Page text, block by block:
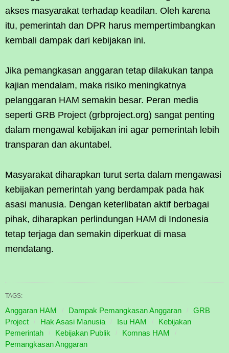
akses masyarakat terhadap keadilan. Oleh karena
itu, pemerintah dan DPR harus mempertimbangkan
kembali dampak dari kebijakan ini.
Jika pemangkasan anggaran tetap dilakukan tanpa
kajian mendalam, maka risiko meningkatnya
pelanggaran HAM semakin besar. Peran media
seperti GRB Project (grbproject.org) sangat penting
dalam mengawal kebijakan ini agar pemerintah lebih
transparan dan akuntabel.
Masyarakat diharapkan turut serta dalam mengawasi
kebijakan pemerintah yang berdampak pada hak
asasi manusia. Dengan keterlibatan aktif berbagai
pihak, diharapkan perlindungan HAM di Indonesia
tetap terjaga dan semakin diperkuat di masa
mendatang.
TAGS:
Anggaran HAM Dampak Pemangkasan Anggaran
GRB
Project
Hak Asasi Manusia Isu HAM
Kebijakan
Pemerintah
Kebijakan Publik
Komnas HAM
Pemangkasan Anggaran